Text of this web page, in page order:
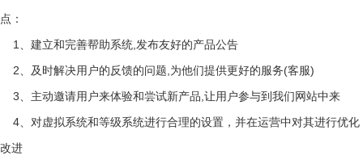
点：
1、建立和完善帮助系统,发布友好的产品公告
2、及时解决用户的反馈的问题,为他们提供更好的服务(客服)
3、主动邀请用户来体验和尝试新产品,让用户参与到我们网站中来
4、对虚拟系统和等级系统进行合理的设置，并在运营中对其进行优化
改进